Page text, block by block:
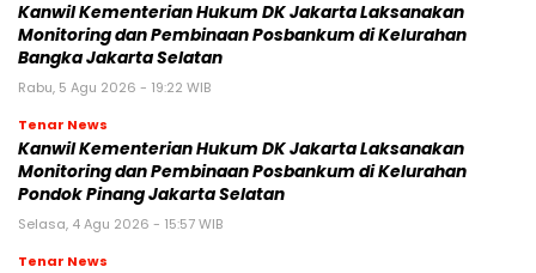
Kanwil Kementerian Hukum DK Jakarta Laksanakan
Monitoring dan Pembinaan Posbankum di Kelurahan
Bangka Jakarta Selatan
Rabu, 5 Agu 2026 - 19:22 WIB
Tenar News
Kanwil Kementerian Hukum DK Jakarta Laksanakan
Monitoring dan Pembinaan Posbankum di Kelurahan
Pondok Pinang Jakarta Selatan
Selasa, 4 Agu 2026 - 15:57 WIB
Tenar News